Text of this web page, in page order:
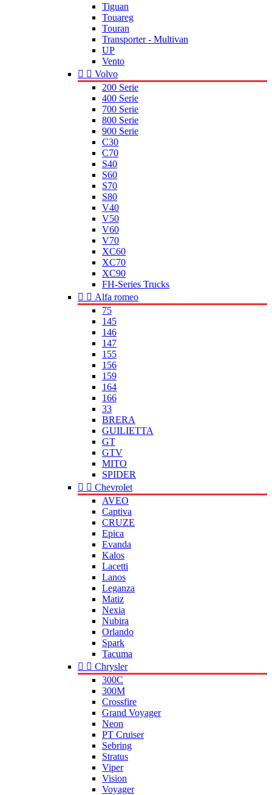
Tiguan
Touareg
Touran
Transporter - Multivan
UP
Vento
  Volvo
200 Serie
400 Serie
700 Serie
800 Serie
900 Serie
C30
C70
S40
S60
S70
S80
V40
V50
V60
V70
XC60
XC70
XC90
FH-Series Trucks
  Alfa romeo
75
145
146
147
155
156
159
164
166
33
BRERA
GUILIETTA
GT
GTV
MITO
SPIDER
  Chevrolet
AVEO
Captiva
CRUZE
Epica
Evanda
Kalos
Lacetti
Lanos
Leganza
Matiz
Nexia
Nubira
Orlando
Spark
Tacuma
  Chrysler
300C
300M
Crossfire
Grand Voyager
Neon
PT Cruiser
Sebring
Stratus
Viper
Vision
Voyager